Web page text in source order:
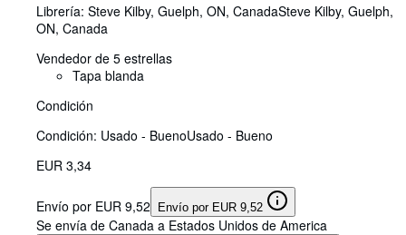
Librería: Steve Kilby, Guelph, ON, CanadaSteve Kilby, Guelph,
ON, Canada
Vendedor de 5 estrellas
Tapa blanda
Condición
Condición: Usado - BuenoUsado - Bueno
EUR 3,34
Envío por EUR 9,52 Envío por EUR 9,52
Se envía de Canada a Estados Unidos de America